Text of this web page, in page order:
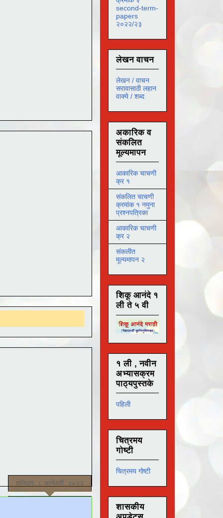
शनिवार, ८ जानेवारी, २०२२
second-term-
papers
२०२२/२३
लेखन वाचन
लेखन / वाचन
सरावासाठी लहान
वाक्ये / शब्द
अकारिक व
संकलित
मूल्यमापन
आकारिक चाचणी
क्र १
संकलित चाचणी
क्रमांक १ नमुना
प्रश्नपत्रिका
आकारिक चाचणी
क्र २
संकलीत
मूल्यमापन २
शिकू आनंदे १
ली ते ५ वी
१ ली , नवीन
अभ्यासक्रम
पाठ्यपुस्तके
पहिली
चित्रमय
गोष्टी
चित्रमय गोष्टी
शासकीय